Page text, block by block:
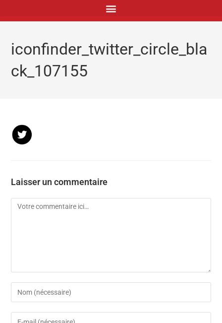
iconfinder_twitter_circle_bla
ck_107155
Laisser un commentaire